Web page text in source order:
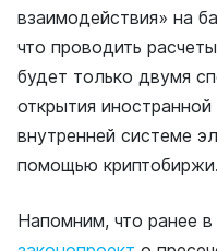
взаимодействия» на
что проводить
будет только двумя
открытия
внутренней системе
помощью криптобиржи.
Напомним, что ранее